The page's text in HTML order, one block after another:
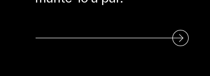
Subscreva a nossa Newsletter